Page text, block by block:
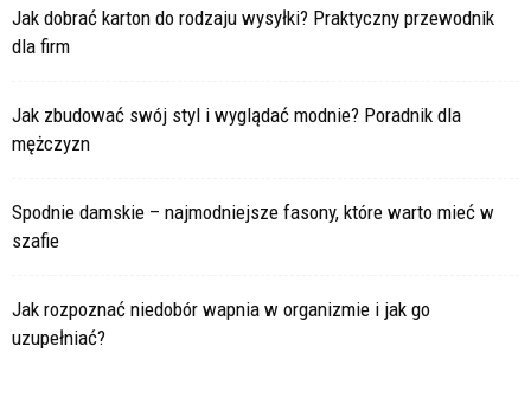
Jak dobrać karton do rodzaju wysyłki? Praktyczny przewodnik
dla firm
Jak zbudować swój styl i wyglądać modnie? Poradnik dla
mężczyzn
Spodnie damskie – najmodniejsze fasony, które warto mieć w
szafie
Jak rozpoznać niedobór wapnia w organizmie i jak go
uzupełniać?